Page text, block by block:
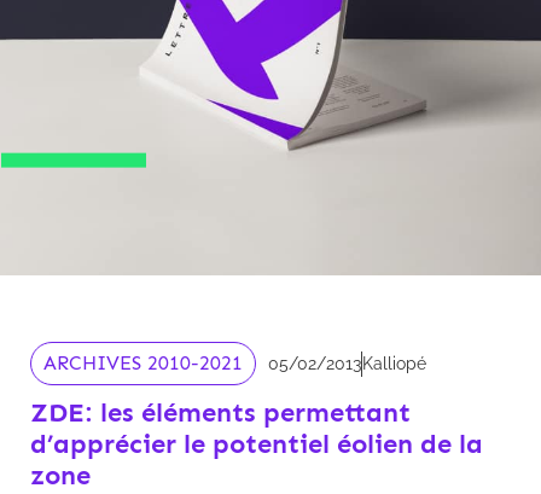
ARCHIVES 2010-2021 05/02/2013Kalliopé
ZDE: les éléments permettant
d’apprécier le potentiel éolien de la
zone